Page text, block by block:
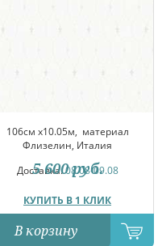
106см x10.05м, материал
Флизелин, Италия
Доставка:08.08-09.08
КУПИТЬ В 1 КЛИК
5 600 руб.
В корзину